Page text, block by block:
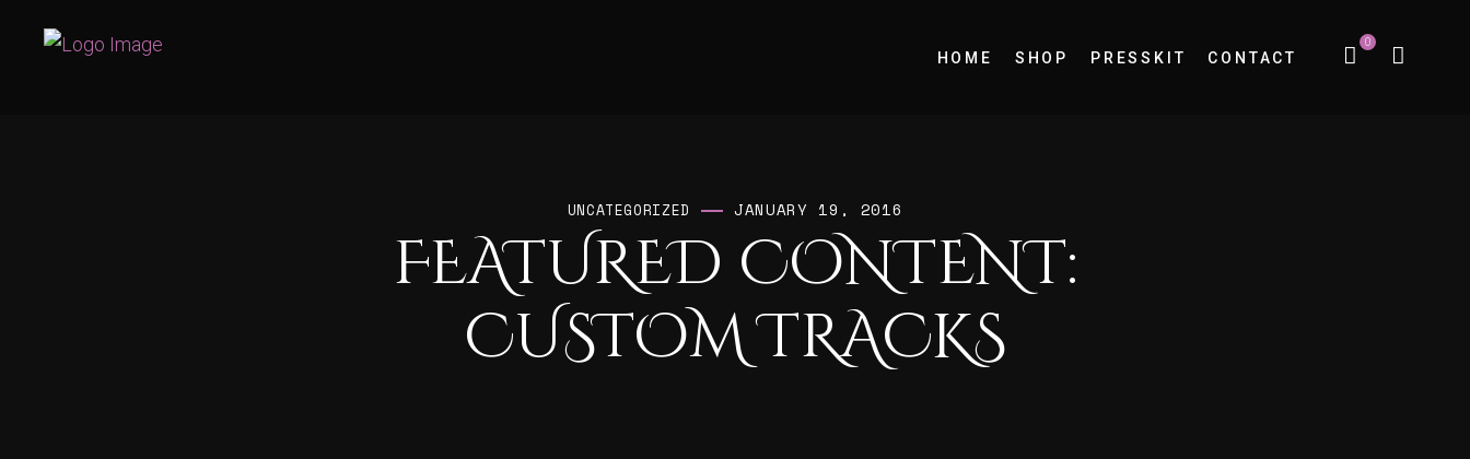
0
HOME SHOP PRESSKIT CONTACT
UNCATEGORIZED JANUARY 19, 2016
FEATURED CONTENT:
CUSTOM TRACKS